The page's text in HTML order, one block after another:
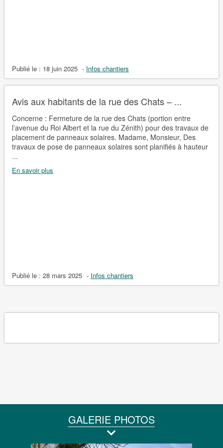
Publié le : 18 juin 2025 - Infos chantiers
Avis aux habitants de la rue des Chats – ...
Concerne : Fermeture de la rue des Chats (portion entre
l’avenue du Roi Albert et la rue du Zénith) pour des travaux de
placement de panneaux solaires. Madame, Monsieur, Des
travaux de pose de panneaux solaires sont planifiés à hauteur
...
En savoir plus
Publié le : 28 mars 2025 - Infos chantiers
GALERIE PHOTOS